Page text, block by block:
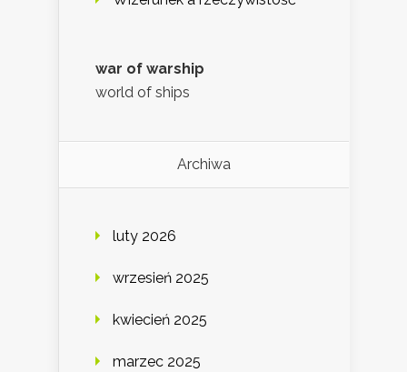
war of warship
world of ships
Archiwa
luty 2026
wrzesień 2025
kwiecień 2025
marzec 2025